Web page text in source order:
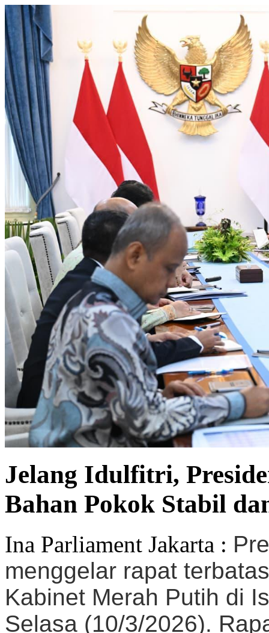
Jelang Idulfitri,
Bahan Pokok Stabil
Ina Parliament Jakarta :
menggelar rapat
Kabinet Merah Putih di
Selasa (10/3/2026).